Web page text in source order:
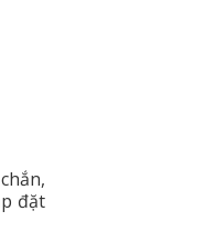
đặt